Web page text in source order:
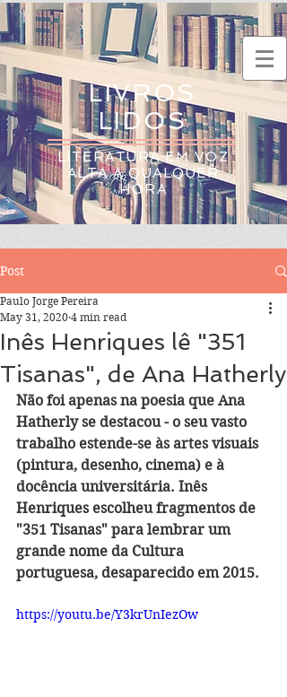
LIVROS
LIDOS
LITERATURA EM VOZ
ALTA A QUALQUER
HORA
Post
Inês Henriques lê "351
Tisanas", de Ana Hatherly
Paulo Jorge Pereira
May 31, 2020 4 min read
Não foi apenas na poesia que Ana
Hatherly se destacou - o seu vasto
trabalho estende-se às artes visuais
(pintura, desenho, cinema) e à
docência universitária. Inês
Henriques escolheu fragmentos de
"351 Tisanas" para lembrar um
grande nome da Cultura
portuguesa, desaparecido em 2015.
https://youtu.be/Y3krUnIezOw